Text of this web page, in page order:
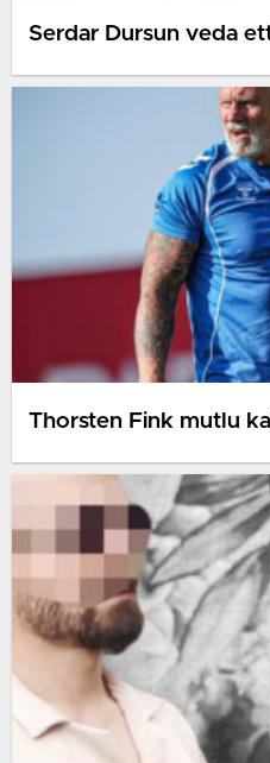
Serdar Dursun veda
Thorsten Fink mutlu